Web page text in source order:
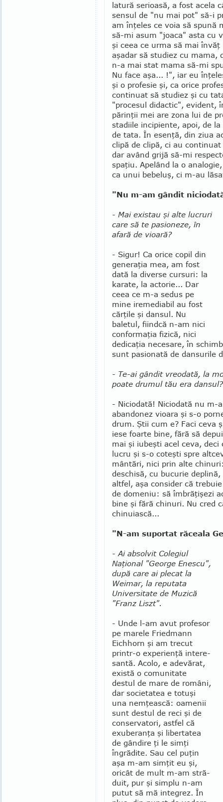
latură serioasă, a fost acela
sensul de "nu mai pot" să-i
am înţeles ce voia să spună
să-mi asum "joaca" asta cu
şi ceea ce urma să mai
aşadar să stu­diez cu mama,
n-a mai stat mama să-mi
Nu face aşa... !", iar eu
şi o profesie şi, ca orice
continuat să stu­diez şi cu
"procesul di­dactic", evident,
părinţii mei are zona lui de
stadiile in­ci­piente, apoi, de
de tata. În esenţă, din ziua
clipă de clipă, ci au
dar având grijă să-mi
spa­ţiu. Apelând la o
ca unui bebeluş, ci m-au
"Nu m-am gândit
- Mai existau şi alte lu­cruri
care să te pasio­neze, în
afară de vioară?
- Sigur! Ca orice copil din
generaţia mea, am fost
dată la diverse cursuri: la
karate, la ac­torie... Dar
ceea ce m-a sedus pe
mine iremediabil au fost
căr­ţile şi dansul. Nu
baletul, fi­indcă n-am nici
con­formaţia fizică, nici
dedicaţia necesare, în
sunt pasionată de dansurile
- Te-ai gândit vreodată, la
poate drumul tău era dansul?
- Niciodată! Niciodată nu m-
aban­donez vioara şi s-o
drum. Ştii cum e? Faci ceva
iese foarte bine, fără să
mai şi iubeşti acel ceva, deci
lucru şi s-o co­teşti spre
mântări, nici prin alte
deschisă, cu bucurie
altfel, aşa consider că
de domeniu: să îmbrăţişezi
bine şi fără chinuri. Nu cred
chinuiască...
"N-am suportat răceala
- Ai absolvit Colegiul
Naţional "George Enes­cu",
după care ai plecat la
Weimar, la reputata
Universitate de Muzică
"Franz Liszt".
- Unde l-am avut profesor
pe marele Friedmann
Eichhorn şi am trecut
printr-o experienţă intere­
san­tă. Acolo, e adevărat,
există o comunitate
destul de mare de români,
dar societatea e totuşi
una nem­­ţeas­că: oamenii
sunt destul de reci şi de
con­ser­­vatori, astfel că
exuberanţa şi libertatea
de gân­dire ţi le simţi
îngrădite. Sau cel puţin
aşa m-am simţit eu şi,
oricât de mult m-am stră­
duit, pur şi simplu n-am
putut să mă integrez. În